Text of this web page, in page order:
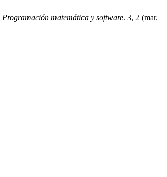
Programación matemática y software. 3, 2 (mar.